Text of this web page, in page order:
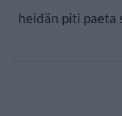
heidän piti paeta